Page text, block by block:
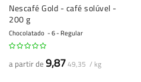
Nescafé Gold - café solúvel -
200 g
Chocolatado 6 - Regular
a partir de 9,8749,35 / kg